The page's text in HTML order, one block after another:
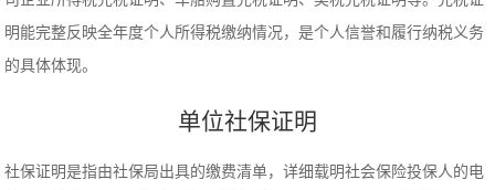
明能完整反映全年度个人所得税缴纳情况，是个人信誉和履行纳税义务
的具体体现。
单位社保证明
社保证明是指由社保局出具的缴费清单，详细载明社会保险投保人的电